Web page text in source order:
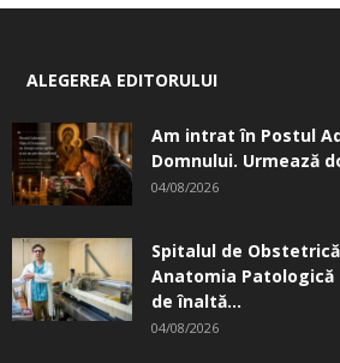
ALEGEREA EDITORULUI
Am intrat în Postul
Domnului. Urmează
04/08/2026
Spitalul de
Anatomia
de înaltă...
04/08/2026